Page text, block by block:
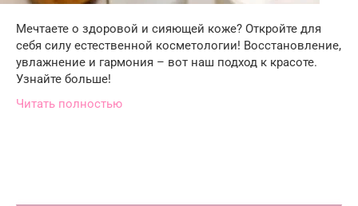
Мечтаете о здоровой и сияющей коже? Откройте для
себя силу естественной косметологии! Восстановление,
увлажнение и гармония – вот наш подход к красоте.
Узнайте больше!
Читать полностью